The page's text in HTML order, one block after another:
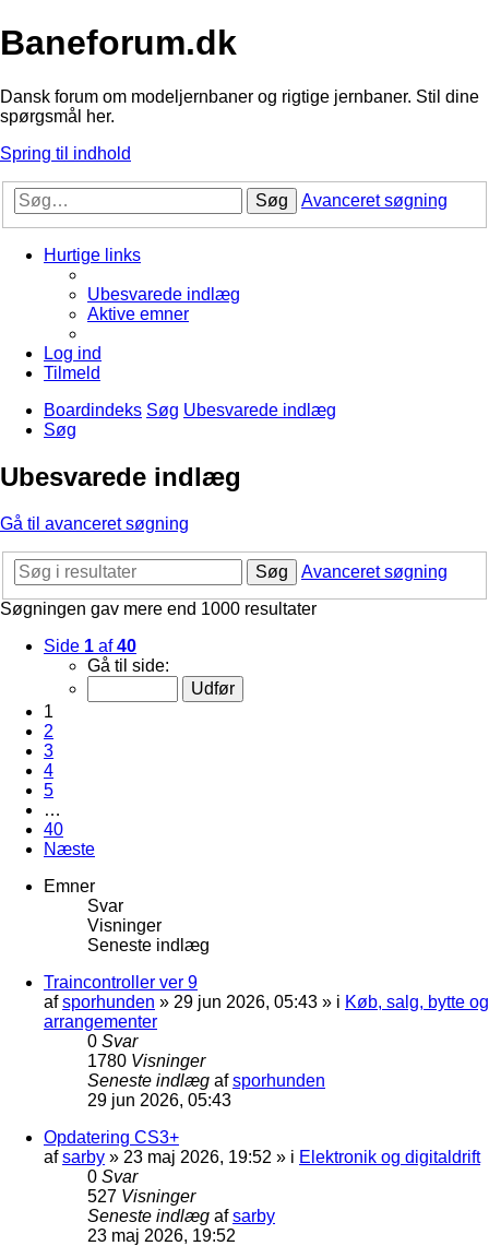
Baneforum.dk
Dansk forum om modeljernbaner og rigtige jernbaner. Stil dine
spørgsmål her.
Spring til indhold
Søg Avanceret søgning
Hurtige links
Ubesvarede indlæg
Aktive emner
Log ind
Tilmeld
Boardindeks Søg Ubesvarede indlæg
Søg
Ubesvarede indlæg
Gå til avanceret søgning
Søg
Avanceret søgning
Søgningen gav mere end 1000 resultater
Side 1 af40
Gå til side:
1
2
3
4
5
…
40
Næste
Emner
Svar
Visninger
Seneste indlæg
Traincontroller ver 9
afsporhunden » 29 jun 2026, 05:43 » i Køb, salg, bytte og
arrangementer
0 Svar
1780 Visninger
Seneste indlæg afsporhunden
29 jun 2026, 05:43
Opdatering CS3+
afsarby » 23 maj 2026, 19:52 » i Elektronik og digitaldrift
0 Svar
527 Visninger
Seneste indlæg afsarby
23 maj 2026, 19:52